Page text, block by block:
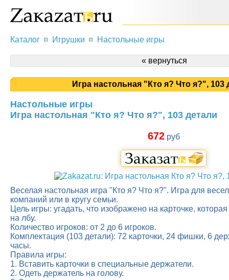
Каталог Игрушки Настольные игры
« вернуться
Игра настольная "Кто я? Что я?", 103
Настольные игры
Игра настольная "Кто я? Что я?", 103 детали
672руб
Веселая настольная игра "Кто я? Что я?". Игра для
компаний или в кругу семьи.
Цель игры: угадать, что изображено на карточке,
на лбу.
Количество игроков: от 2 до 6 игроков.
Комплектация (103 детали): 72 карточки, 24 фишки, 6
часы.
Правила игры:
1. Вставить карточки в специальные держатели.
2. Одеть держатель на голову.